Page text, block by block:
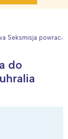
Seksmisja
do